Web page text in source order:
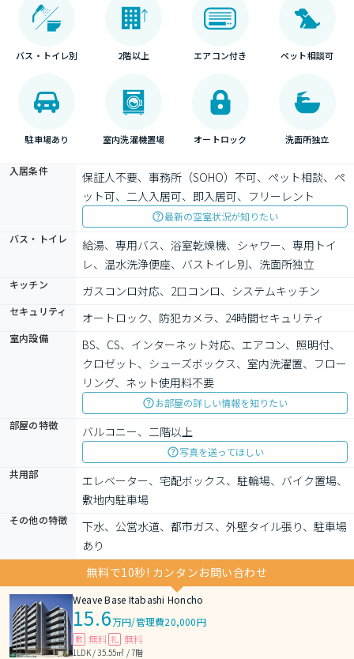
バス・トイレ別 2階以上 エアコン付き ペット相談可
駐車場あり 室内洗濯機置場 オートロック 洗面所独立
入居条件
保証人不要、事務所（SOHO）不可、ペット相談、ペ
ット可、二人入居可、即入居可、フリーレント
最新の空室状況が知りたい
バス・トイレ
給湯、専用バス、浴室乾燥機、シャワー、専用トイ
レ、温水洗浄便座、バストイレ別、洗面所独立
キッチン ガスコンロ対応、2口コンロ、システムキッチン
セキュリティ オートロック、防犯カメラ、24時間セキュリティ
室内設備
BS、CS、インターネット対応、エアコン、照明付、
クロゼット、シューズボックス、室内洗濯置、フロー
リング、ネット使用料不要
お部屋の詳しい情報を知りたい
部屋の特徴
バルコニー、二階以上
写真を送ってほしい
共用部
エレベーター、宅配ボックス、駐輪場、バイク置場、
敷地内駐車場
その他の特徴
下水、公営水道、都市ガス、外壁タイル張り、駐車場
あり
無料で10秒! カンタンお問い合わせ
Weave Base Itabashi Honcho
15.6万円/管理費20,000円
敷 無料 礼 無料
1LDK / 35.55㎡ / 7階